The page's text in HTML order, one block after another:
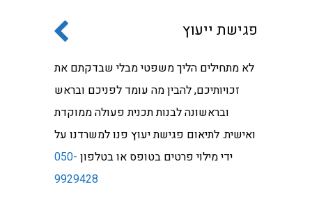
פגישת ייעוץ
לא מתחילים הליך משפטי מבלי שבדקתם את
זכויותיכם, להבין מה עומד לפניכם ובראש
ובראשונה לבנות תכנית פעולה ממוקדת
ואישית. לתיאום פגישת יעוץ פנו למשרדנו על
ידי מילוי פרטים בטופס או בטלפון 050-
9929428